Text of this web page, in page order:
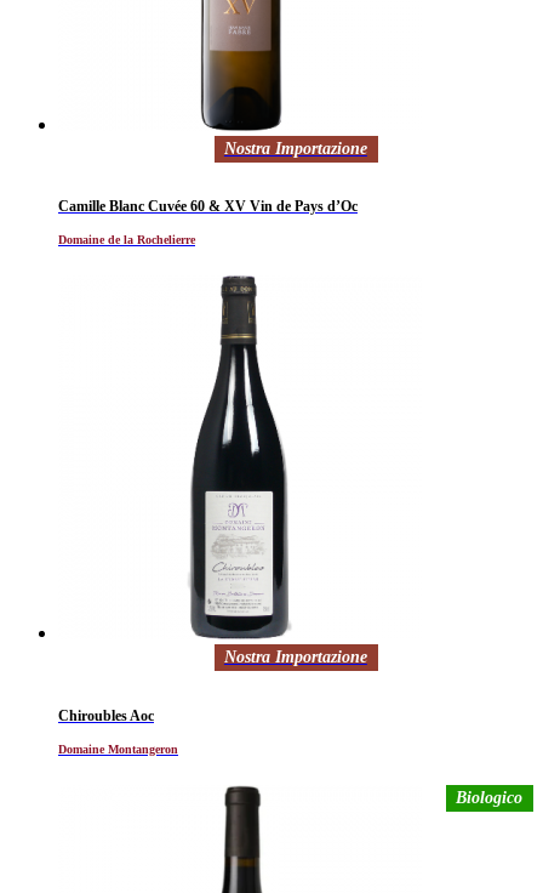
Nostra Importazione
Camille Blanc Cuvée 60 & XV Vin de Pays d’Oc
Domaine de la Rochelierre
Nostra Importazione
Chiroubles Aoc
Domaine Montangeron
Biologico